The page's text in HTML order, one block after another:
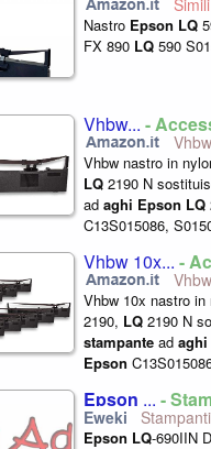
Nastro Epson LQ
FX 890 LQ 590
Vhbw... -
Vhbw
Vhbw nastro in
LQ 2190 N
ad aghi Epson LQ
C13S015086,
Vhbw 10x... -
Vhbw
Vhbw 10x nastro in
2190, LQ 2190 N
stampante ad aghi
Epson
Epson ... -
Stampanti
Epson LQ-690IIN